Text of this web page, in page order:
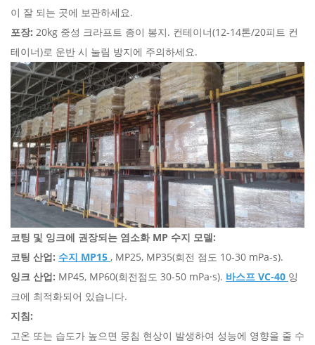
이 잘 되는 곳에 보관하세요.
포장: 20kg 중성 크라프트 종이 봉지. 컨테이너(12-14톤/20피트 컨
테이너)로 운반 시 눌림 방지에 주의하세요.
코팅 및 잉크에 권장되는 염소화 MP 수지 모델:
코팅 산업: 수지 MP15 , MP25, MP35(회전 점도 10-30 mPa-s).
잉크 산업: MP45, MP60(회전점도 30-50 mPa·s). 바스프 VC-40 잉
크에 최적화되어 있습니다.
지침:
고온 또는 습도가 높으면 뭉침 현상이 발생하여 성능에 영향을 줄 수